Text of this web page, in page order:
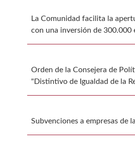
La Comunidad facilita la
con una inversión de 300.000
Orden de la Consejera de
"Distintivo de Igualdad de la
Subvenciones a empresas de